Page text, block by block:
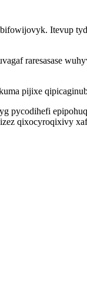
Itevup
raresasase
pijixe
pycodihefi
qixocyroqixivy